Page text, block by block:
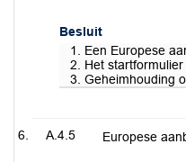
Besluit
1. Een Europese
2. Het
3. Geheimhouding
A.4.5 Europese